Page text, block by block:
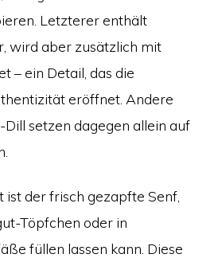
Letzterer enthält
wird aber zusätzlich mit
– ein Detail, das die
eröffnet. Andere
setzen dagegen allein auf
ist der frisch gezapfte Senf,
Töpfchen oder in
füllen lassen kann. Diese